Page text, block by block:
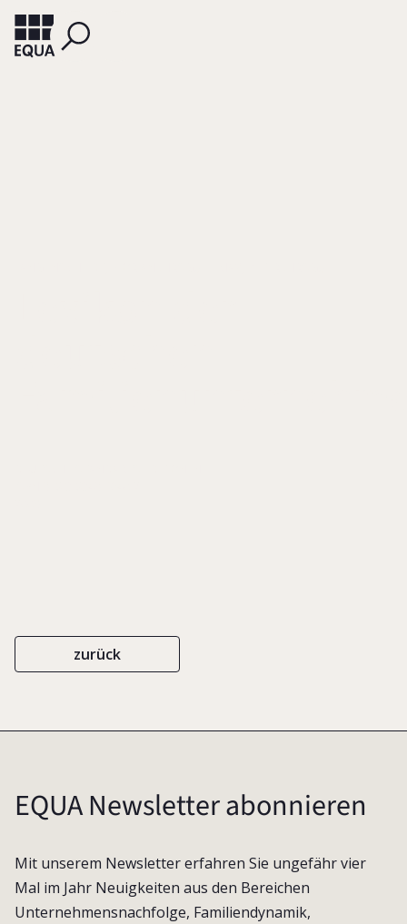
zurück
EQUA Newsletter abonnieren
Mit unserem Newsletter erfahren Sie ungefähr vier
Mal im Jahr Neuigkeiten aus den Bereichen
Unternehmensnachfolge, Familiendynamik,